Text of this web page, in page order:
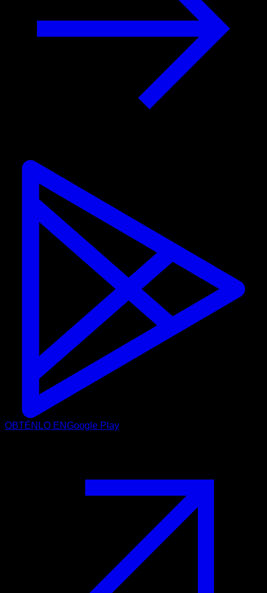
OBTÉNLO ENGoogle Play